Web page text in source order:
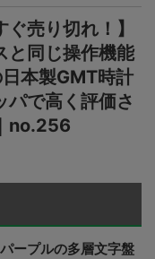
ぐ売り切れ！】
と同じ操作機能
本製GMT時計
パで高く評価さ
no.256
ープルの多層文字盤